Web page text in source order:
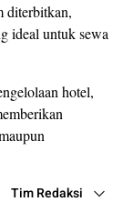
diterbitkan,
ideal untuk sewa
hotel,
Tim Redaksi